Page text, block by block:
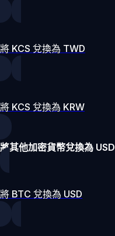
將 KCS 兌換為 TWD
將 KCS 兌換為 KRW
將其他加密貨幣兌換為 USD
將 BTC 兌換為 USD